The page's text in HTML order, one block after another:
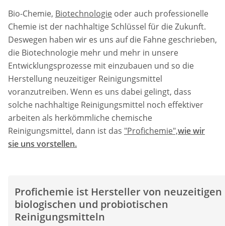
Bio-Chemie, Biotechnologie oder auch professionelle
Chemie ist der nachhaltige Schlüssel für die Zukunft.
Deswegen haben wir es uns auf die Fahne geschrieben,
die Biotechnologie mehr und mehr in unsere
Entwicklungsprozesse mit einzubauen und so die
Herstellung neuzeitiger Reinigungsmittel
voranzutreiben. Wenn es uns dabei gelingt, dass
solche nachhaltige Reinigungsmittel noch effektiver
arbeiten als herkömmliche chemische
Reinigungsmittel, dann ist das "Profichemie",wie wir
sie uns vorstellen.
Profichemie ist Hersteller von neuzeitigen
biologischen und probiotischen
Reinigungsmitteln